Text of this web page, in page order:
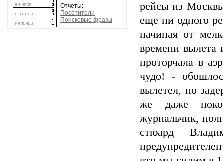
Отчеты:
Посетители
Поисковые фразы
рейсы из
еще ни одного
начиная от
времени вылета
проторчала в
чудо! -
вылетел, но
же даже
журнальчик,
стюард